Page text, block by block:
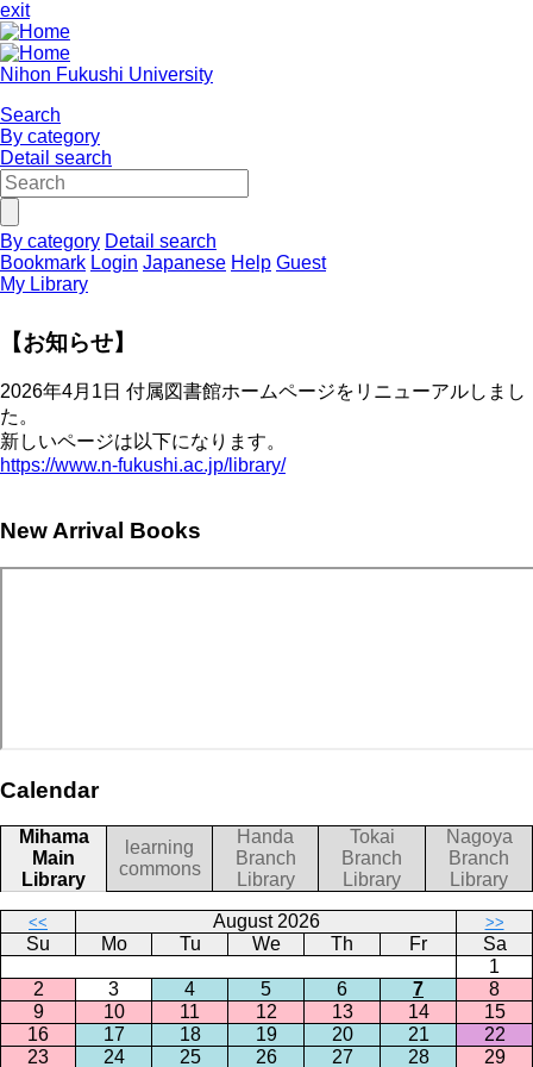
exit
Nihon Fukushi University
Search
By category
Detail search
By category Detail search
Bookmark Login Japanese Help Guest
My Library
【お知らせ】
2026年4月1日 付属図書館ホームページをリニューアルしまし
た。
新しいページは以下になります。
https://www.n-fukushi.ac.jp/library/
New Arrival Books
Calendar
Mihama
Main
Library
learning
commons
Handa
Branch
Library
Tokai
Branch
Library
Nagoya
Branch
Library
<< August 2026 >>
Su Mo Tu We Th Fr
Sa
1
2
3 4 5 6 7
8
9
10 11 12 13 14
15
16
17 18 19 20 21
22
23
24 25 26 27 28 29